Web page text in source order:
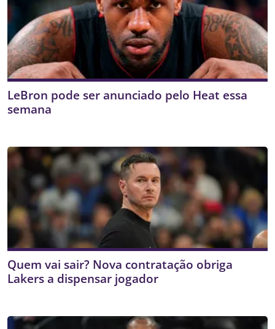
LeBron pode ser anunciado pelo Heat essa
semana
Quem vai sair? Nova contratação obriga
Lakers a dispensar jogador